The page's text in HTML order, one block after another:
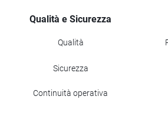
Qualità e Sicurezza
Qualità
Sicurezza
Continuità operativa